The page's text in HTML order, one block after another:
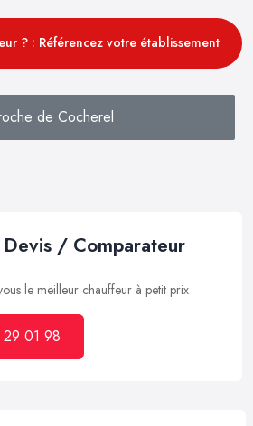
? : Référencez votre établissement
de Cocherel
/ Comparateur
le meilleur chauffeur à petit prix
01 98